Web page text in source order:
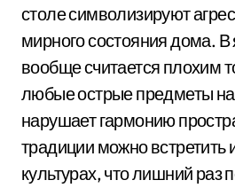
столе символизируют
мирного состояния дома. В
вообще считается плохим
любые острые предметы на
нарушает гармонию
традиции можно встретить
культурах, что лишний раз